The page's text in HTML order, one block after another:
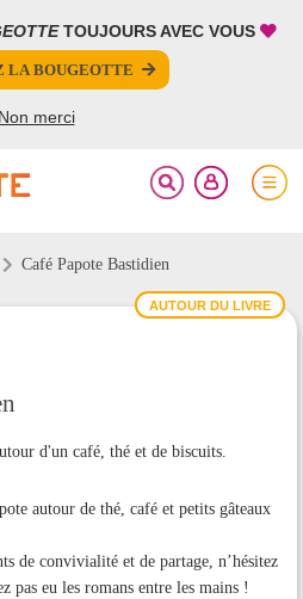
TOUJOURS AVEC VOUS
LA BOUGEOTTE
Non merci
Café Papote Bastidien
AUTOUR DU LIVRE
d'un café, thé et de biscuits.
autour de thé, café et petits gâteaux
de convivialité et de partage, n’hésitez
pas eu les romans entre les mains !
FERMER
FERMER
newsletter a été effectuée.